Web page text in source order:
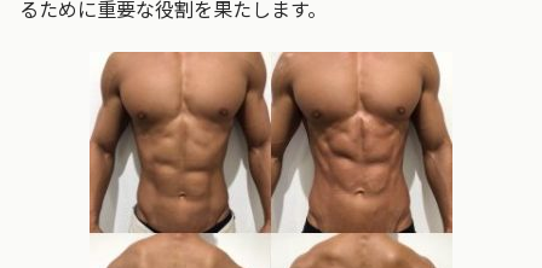
るために重要な役割を果たします。